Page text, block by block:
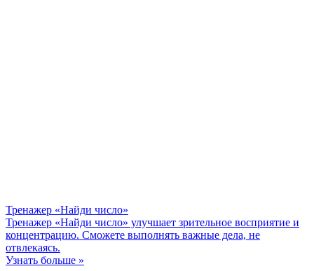
Тренажер «Найди число»
Тренажер «Найди число» улучшает зрительное восприятие и
концентрацию. Сможете выполнять важные дела, не
отвлекаясь.
Узнать больше »